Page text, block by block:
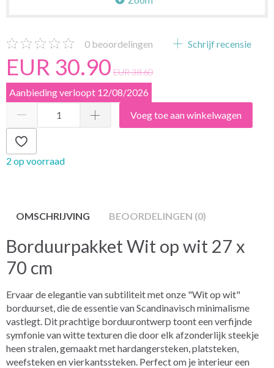
0 beoordelingen Schrijf recensie
EUR 30.90 EUR 38.60
Aanbieding verloopt 12/08/2026
Voeg toe aan winkelwagen
2 op voorraad
OMSCHRIJVING BEOORDELINGEN (0)
Borduurpakket Wit op wit 27 x
70 cm
Ervaar de elegantie van subtiliteit met onze "Wit op wit"
borduurset, die de essentie van Scandinavisch minimalisme
vastlegt. Dit prachtige borduurontwerp toont een verfijnde
symfonie van witte texturen die door elk afzonderlijk steekje
heen stralen, gemaakt met hardangersteken, platsteken,
weefsteken en vierkantssteken. Perfect om je interieur een